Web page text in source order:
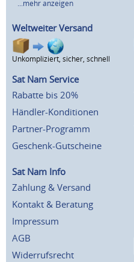
...mehr anzeigen
Weltweiter Versand
Unkompliziert, sicher, schnell
Sat Nam Service
Rabatte bis 20%
Händler-Konditionen
Partner-Programm
Geschenk-Gutscheine
Sat Nam Info
Zahlung & Versand
Kontakt & Beratung
Impressum
AGB
Widerrufsrecht